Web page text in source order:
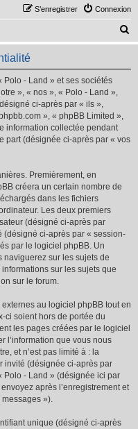
Connexion
S’enregistrer
e
- Land » et ses sociétés
», « nos », « Polo - Land »,
ci-après par « ils »,
», « phpBB Limited »,
information collectée pendant
part (désignée ci-après par « vos
Premièrement, en
créera un certain nombre de
dans les fichiers
Les deux premiers
(désigné ci-après par
(désigné ci-après par « session-
par le logiciel phpBB. Un
naviguerez sur les sujets de
sur les sujets que
sur le forum.
au logiciel phpBB tout en
ci soient hors de portée du
les pages créées par le logiciel
l’information que vous nous
et n’est pas limité à : la
invité (désignée ci-après par
Polo - Land » (désignée ici par
après l’enregistrement et
messages »).
unique (désigné ci-après